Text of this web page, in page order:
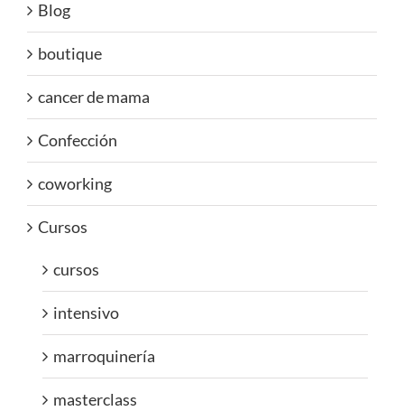
Blog
boutique
cancer de mama
Confección
coworking
Cursos
cursos
intensivo
marroquinería
masterclass